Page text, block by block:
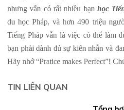
nhưng vẫn có rất nhiều bạn học
du học Pháp, và hơn 490 triệu
Tiếng Pháp vẫn là việc có thể làm
bạn phải dành đủ sự kiên nhẫn và
Hãy nhớ “Pratice makes Perfect”!
TIN LIÊN QUAN